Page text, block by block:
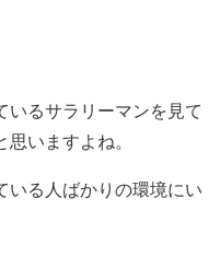
いるサラリーマンを見て
いますよね。
いる人ばかりの環境にい